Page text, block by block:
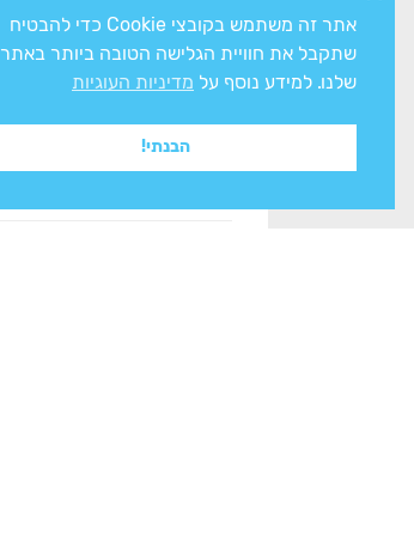
אתר זה משתמש בקובצי Cookie כדי להבטיח
שתקבל את חוויית הגלישה הטובה ביותר באתר
שלנו. למידע נוסף על מדיניות העוגיות
הבנתי!